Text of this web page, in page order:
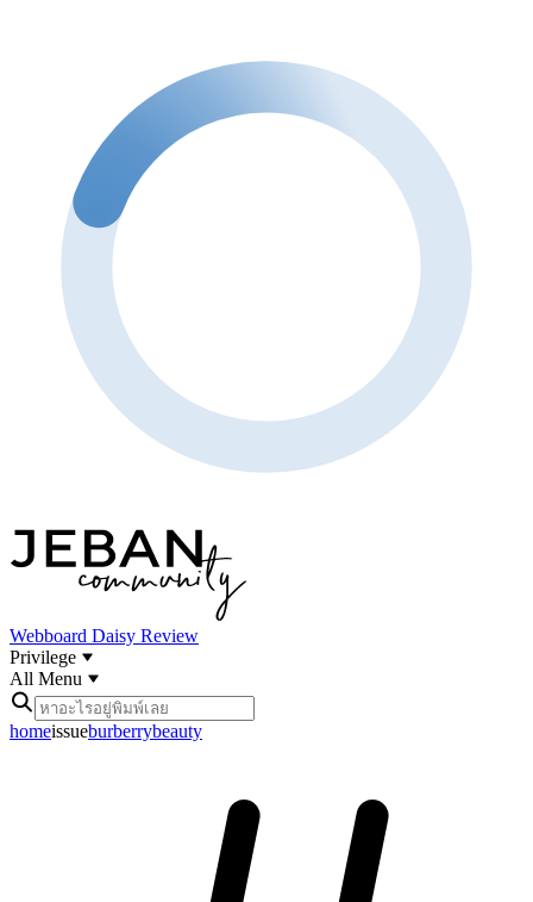
Webboard Daisy Review
Privilege
All Menu
homeissueburberrybeauty